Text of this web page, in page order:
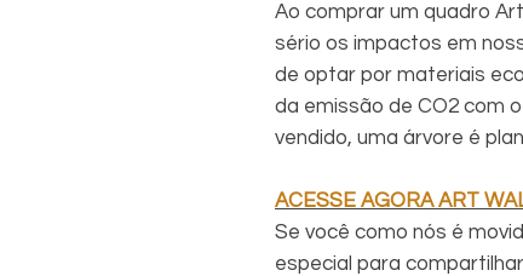
Ao comprar um quadro
sério os impactos em
de optar por materiais
da emissão de CO2 com
vendido, uma árvore é
ACESSE AGORA ART
Se você como nós é
especial para